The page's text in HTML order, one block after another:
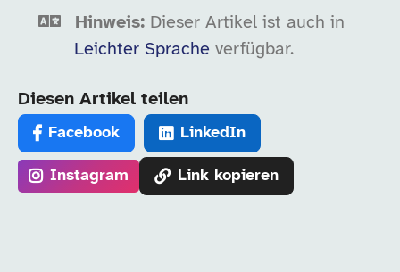
Hinweis: Dieser Artikel ist auch in
Leichter Sprache verfügbar.
Diesen Artikel teilen
Facebook LinkedIn
Instagram Link kopieren